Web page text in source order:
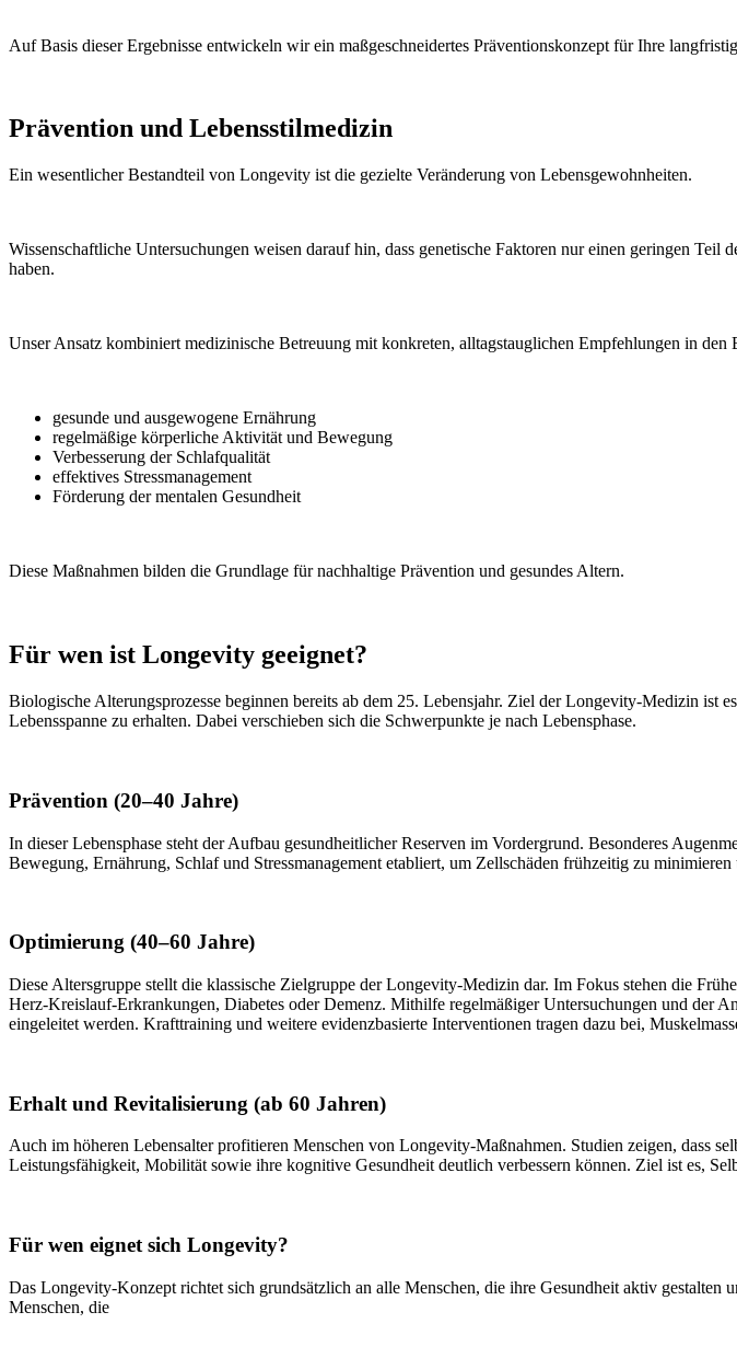
Auf Basis dieser Ergebnisse entwickeln wir ein maßgeschneidertes Präventionskonzept für Ihre
Prävention und Lebensstilmedizin
Ein wesentlicher Bestandteil von Longevity ist die gezielte Veränderung von Lebensgewohnheiten.
Wissenschaftliche Untersuchungen weisen darauf hin, dass genetische Faktoren nur einen geringen
haben.
Unser Ansatz kombiniert medizinische Betreuung mit konkreten, alltagstauglichen Empfehlungen in den
gesunde und ausgewogene Ernährung
regelmäßige körperliche Aktivität und Bewegung
Verbesserung der Schlafqualität
effektives Stressmanagement
Förderung der mentalen Gesundheit
Diese Maßnahmen bilden die Grundlage für nachhaltige Prävention und gesundes Altern.
Für wen ist Longevity geeignet?
Biologische Alterungsprozesse beginnen bereits ab dem 25. Lebensjahr. Ziel der Longevity-Medizin ist
Lebensspanne zu erhalten. Dabei verschieben sich die Schwerpunkte je nach Lebensphase.
Prävention (20–40 Jahre)
In dieser Lebensphase steht der Aufbau gesundheitlicher Reserven im Vordergrund. Besonderes
Bewegung, Ernährung, Schlaf und Stressmanagement etabliert, um Zellschäden frühzeitig zu
Optimierung (40–60 Jahre)
Diese Altersgruppe stellt die klassische Zielgruppe der Longevity-Medizin dar. Im Fokus stehen die
Herz-Kreislauf-Erkrankungen, Diabetes oder Demenz. Mithilfe regelmäßiger Untersuchungen und der
eingeleitet werden. Krafttraining und weitere evidenzbasierte Interventionen tragen dazu bei,
Erhalt und Revitalisierung (ab 60 Jahren)
Auch im höheren Lebensalter profitieren Menschen von Longevity-Maßnahmen. Studien zeigen, dass
Leistungsfähigkeit, Mobilität sowie ihre kognitive Gesundheit deutlich verbessern können. Ziel ist es,
Für wen eignet sich Longevity?
Das Longevity-Konzept richtet sich grundsätzlich an alle Menschen, die ihre Gesundheit aktiv
Menschen, die